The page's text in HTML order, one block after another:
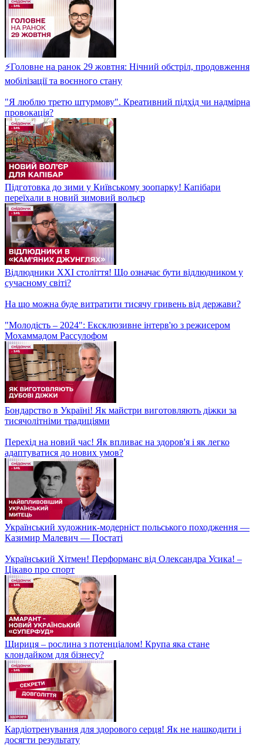
⚡Головне на ранок 5 листопада: Більше артилерії, 5G-зв'язок в
Україні, удар по військах КНДР
Кризовий дефіцит кадрів в Україні! Чому бракує працівників і
як це впливає на майбутнє країни?
Водна стихія у Валенсії! Як жителі відновлюють життя після
повені?
Гарріс чи Трамп? Хто є фаворитом перед початком виборів у
США?
У Валенсії короля та прем'єр-міністра закидали брудом! У
чому звинувачують іспанських лідерів?
Що має бути в індивідуальній аптечці?
Крафтовий бізнес на солі! Унікальна продукція з давніх
соляних джерел
Валер'ян Підмогильний: великий талант, якого Україна
втратила занадто рано — Постаті
Хто продовжить боротьбу за Кубок України? Підсумки 1/8
фіналу! Цікаво про спорт